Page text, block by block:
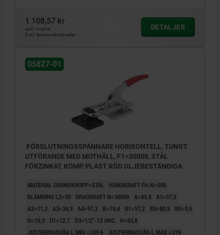
1 108,57 kr
exkl. moms
Exkl. leveranskostnader
DETALJER
05827-01
FÖRSLUTNINGSSPÄNNARE HORISONTELL, TUNGT
UTFÖRANDE MED MOTHÅLL, F1=30000, STÅL
FÖRZINKAT, KOMP:PLAST RÖD OLJEBESTÄNDIGA
MATERIAL GRUNDKROPP=STÅL
HANDKRAFT FH N=500
KLÄMRING L2=50
DRAGKRAFT N=30000 A=85,8 A1=57,2
A2=11,2 A3=34,9 A4=57,2 B=79,4 B1=57,2 B3=80,5
B5=9,6
D=10,3
D1=12,7 D3=1/2"-13 UNC
H=93,8
JUSTERINGSVÄG L MIN.=249,6
JUSTERINGSVÄG L MAX.=278